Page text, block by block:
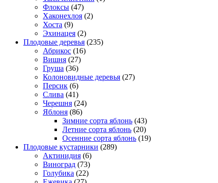
Флоксы (47)
Хаконехлоя (2)
Хоста (9)
Эхинацея (2)
Плодовые деревья (235)
Абрикос (16)
Вишня (27)
Груша (36)
Колоновидные деревья (27)
Персик (6)
Слива (41)
Черешня (24)
Яблоня (86)
Зимние сорта яблонь (43)
Летние сорта яблонь (20)
Осенние сорта яблонь (19)
Плодовые кустарники (289)
Актинидия (6)
Виноград (73)
Голубика (22)